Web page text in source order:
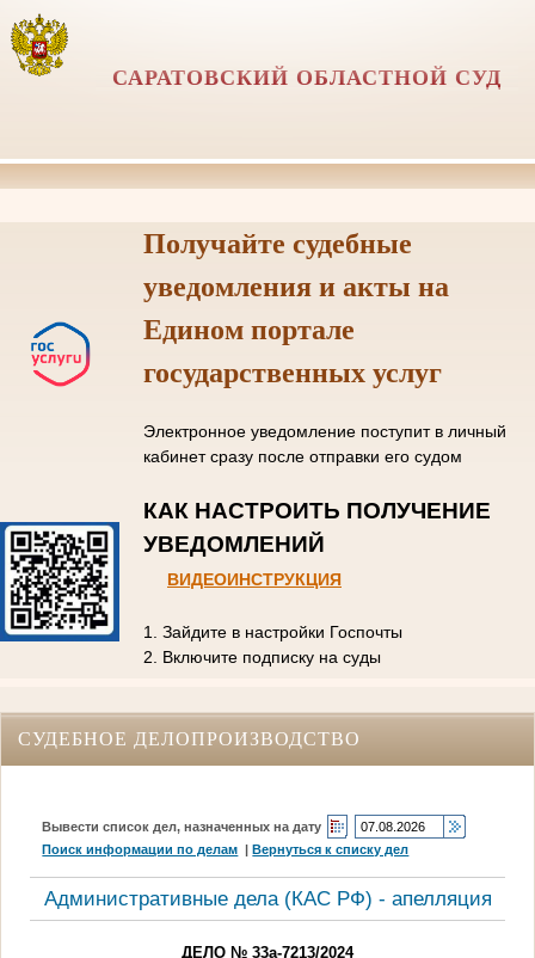
САРАТОВСКИЙ ОБЛАСТНОЙ СУД
Получайте судебные
уведомления и акты на
Едином портале
государственных услуг
Электронное уведомление поступит в личный
кабинет сразу после отправки его судом
КАК НАСТРОИТЬ ПОЛУЧЕНИЕ
УВЕДОМЛЕНИЙ
ВИДЕОИНСТРУКЦИЯ
1. Зайдите в настройки Госпочты
2. Включите подписку на суды
СУДЕБНОЕ ДЕЛОПРОИЗВОДСТВО
Вывести список дел, назначенных на дату
Поиск информации по делам |Вернуться к списку дел
Административные дела (КАC РФ) - апелляция
ДЕЛО № 33а-7213/2024